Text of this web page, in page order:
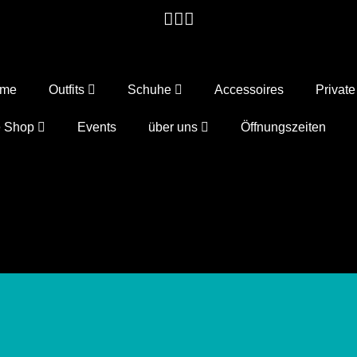
Outfits Schuhe Accessoires
Shop Events über uns Öffnungszeiten